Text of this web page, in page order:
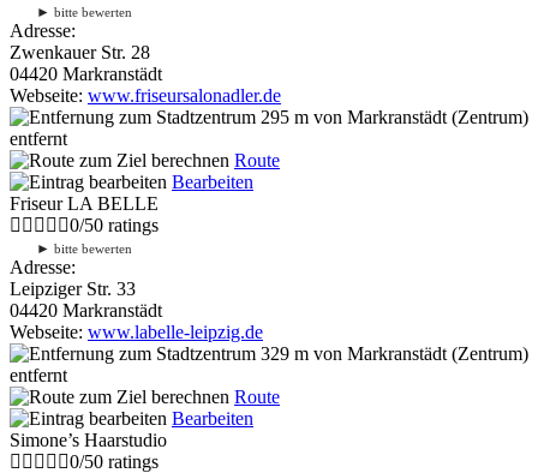
► bitte bewerten
Adresse:
Zwenkauer Str. 28
04420 Markranstädt
Webseite: www.friseursalonadler.de
295 m von Markranstädt (Zentrum)
entfernt
Route
Bearbeiten
Friseur LA BELLE
0/50 ratings
► bitte bewerten
Adresse:
Leipziger Str. 33
04420 Markranstädt
Webseite: www.labelle-leipzig.de
329 m von Markranstädt (Zentrum)
entfernt
Route
Bearbeiten
Simone’s Haarstudio
0/50 ratings